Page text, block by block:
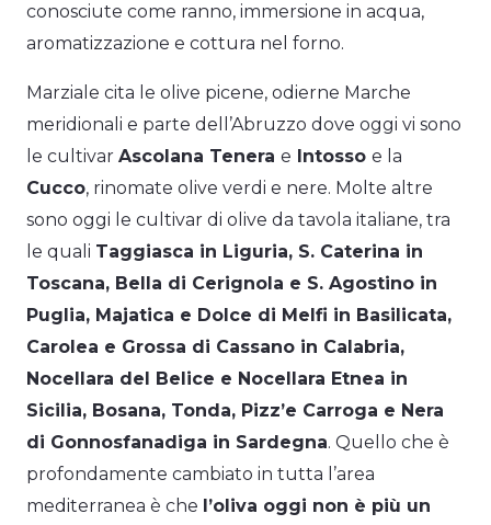
conosciute come ranno, immersione in acqua,
aromatizzazione e cottura nel forno.
Marziale cita le olive picene, odierne Marche
meridionali e parte dell’Abruzzo dove oggi vi sono
le cultivar Ascolana Tenera e Intosso e la
Cucco, rinomate olive verdi e nere. Molte altre
sono oggi le cultivar di olive da tavola italiane, tra
le quali Taggiasca in Liguria, S. Caterina in
Toscana, Bella di Cerignola e S. Agostino in
Puglia, Majatica e Dolce di Melfi in Basilicata,
Carolea e Grossa di Cassano in Calabria,
Nocellara del Belice e Nocellara Etnea in
Sicilia, Bosana, Tonda, Pizz’e Carroga e Nera
di Gonnosfanadiga in Sardegna. Quello che è
profondamente cambiato in tutta l’area
mediterranea è che l’oliva oggi non è più un